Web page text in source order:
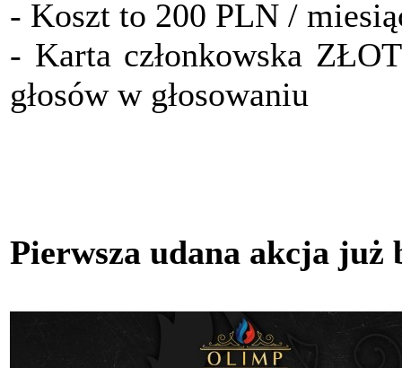
- Koszt to 200 PLN /
- Karta członkowska
głosów w głosowaniu
Pierwsza udana akcja już